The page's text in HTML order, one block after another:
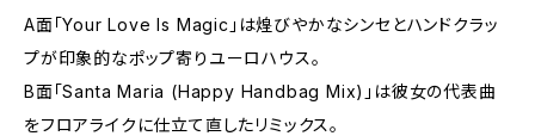
A面「Your Love Is Magic」は煌びやかなシンセとハンドクラッ
プが印象的なポップ寄りユーロハウス。
B面「Santa Maria (Happy Handbag Mix)」は彼女の代表曲
をフロアライクに仕立て直したリミックス。